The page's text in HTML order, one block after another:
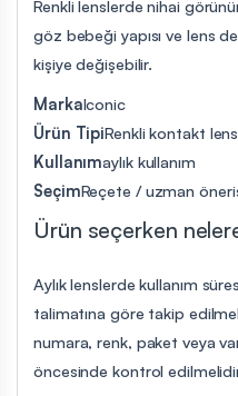
Renkli lenslerde nihai
göz bebeği yapısı ve lens
kişiye değişebilir.
MarkaIconic
Ürün TipiRenkli kontakt lens
Kullanımaylık kullanım
SeçimReçete / uzman
Ürün seçerken
Aylık lenslerde kullanım
talimatına göre takip
numara, renk, paket veya
öncesinde kontrol